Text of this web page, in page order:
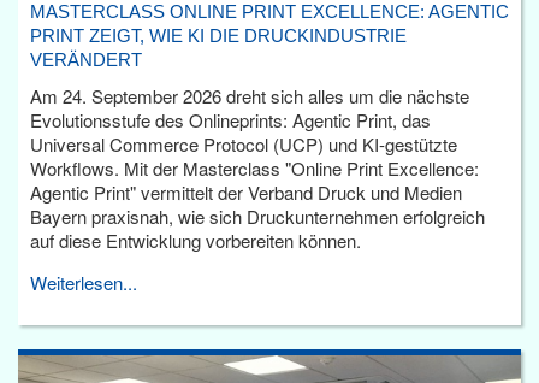
MASTERCLASS ONLINE PRINT EXCELLENCE: AGENTIC
PRINT ZEIGT, WIE KI DIE DRUCKINDUSTRIE
VERÄNDERT
Am 24. September 2026 dreht sich alles um die nächste
Evolutionsstufe des Onlineprints: Agentic Print, das
Universal Commerce Protocol (UCP) und KI-gestützte
Workflows. Mit der Masterclass "Online Print Excellence:
Agentic Print" vermittelt der Verband Druck und Medien
Bayern praxisnah, wie sich Druckunternehmen erfolgreich
auf diese Entwicklung vorbereiten können.
Weiterlesen...